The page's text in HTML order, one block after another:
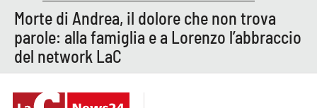
Catanzaro
Crotone
Morte di Andrea, il dolore che non trova
parole: alla famiglia e a Lorenzo l’abbraccio
del network LaC